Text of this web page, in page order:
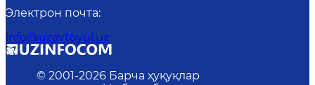
Электрон почта:
info@uzavtoyul.uz
© 2001-2026 Барча ҳуқуқлар